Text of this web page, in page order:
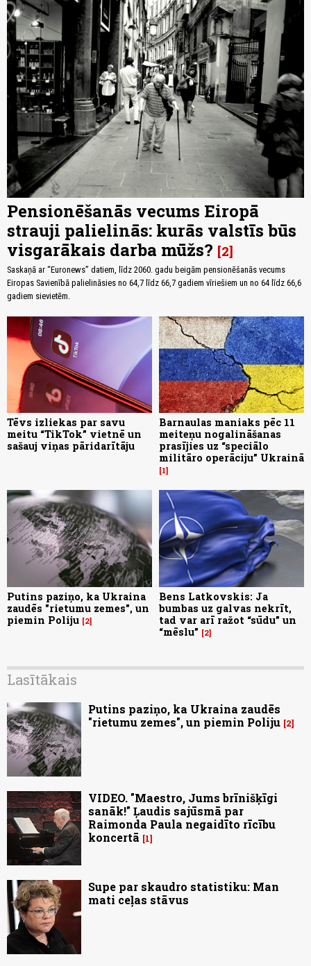
Pensionēšanās vecums Eiropā
strauji palielinās: kurās valstīs būs
visgarākais darba mūžs? 2
Saskaņā ar “Euronews” datiem, līdz 2060. gadu beigām pensionēšanās vecums
Eiropas Savienībā palielināsies no 64,7 līdz 66,7 gadiem vīriešiem un no 64 līdz 66,6
gadiem sievietēm.
Tēvs izliekas par savu
meitu “TikTok” vietnē un
sašauj viņas pāridarītāju
Barnaulas maniaks pēc 11
meiteņu nogalināšanas
prasījies uz “speciālo
militāro operāciju” Ukrainā
1
Putins paziņo, ka Ukraina
zaudēs "rietumu zemes", un
piemin Poliju 2
Bens Latkovskis: Ja
bumbas uz galvas nekrīt,
tad var arī ražot “sūdu” un
“mēslu”
2
Lasītākais
Putins paziņo, ka Ukraina zaudēs
"rietumu zemes", un piemin Poliju 2
VIDEO. "Maestro, Jums brīnišķīgi
sanāk!" Ļaudis sajūsmā par
Raimonda Paula negaidīto rīcību
koncertā
1
Supe par skaudro statistiku: Man
mati ceļas stāvus